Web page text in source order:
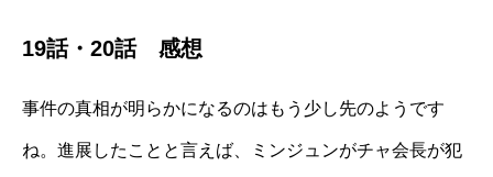
19話・20話 感想
事件の真相が明らかになるのはもう少し先のようです
ね。進展したことと言えば、ミンジュンがチャ会長が犯